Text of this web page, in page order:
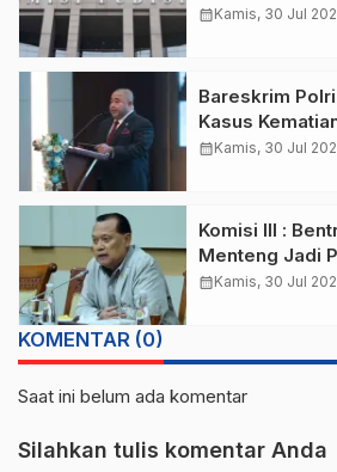
calendar_monthKamis, 30 Jul
Bareskrim
Kasus
Jampidsus
calendar_monthKamis, 30 Jul
Komisi III :
Menteng Jadi
Kamtibmas
calendar_monthKamis, 30 Jul
KOMENTAR (0)
Saat ini belum ada komentar
Silahkan tulis komentar Anda